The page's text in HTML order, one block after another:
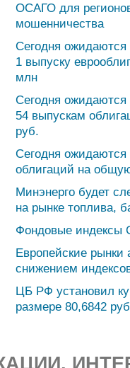
ОСАГО для
мошенничества
Сегодня
1 выпуску
млн
Сегодня
54 выпускам
руб.
Сегодня
облигаций на
Минэнерго будет
на рынке топлива,
Фондовые индексы
Европейские рынки
снижением
ЦБ РФ установил
размере 80,6842